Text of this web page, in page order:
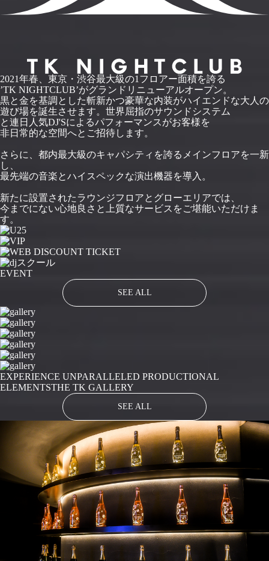
2021年春、東京・渋谷最大級の1フロアー面積を誇る
’TK NIGHTCLUB’がグランドリニューアルオープン。
黒と金を基調とした斬新かつ豪華な内装がハイエンドな大人の
遊び場を誕生させます。世界屈指のサウンドシステム
と連日人気DJ'Sによるパフォーマンスがお客様を
非日常的な空間へとご招待します。
さらに、都内最大級のキャパシティを誇るメインフロアを一新
し、
最先端の音楽とハイスペックな演出機器を導入。
新たに設置されたラウンジフロアとグローエリアでは、
今までにない心地良さと上質なサービスをご堪能いただけま
す。
EVENT
SEE ALL
EXPERIENCE UNPARALLELED PRODUCTIONAL
ELEMENTSTHE TK GALLERY
SEE ALL